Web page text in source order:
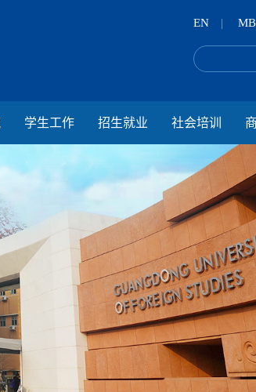
EN |
学生工作 招生就业 社会培训